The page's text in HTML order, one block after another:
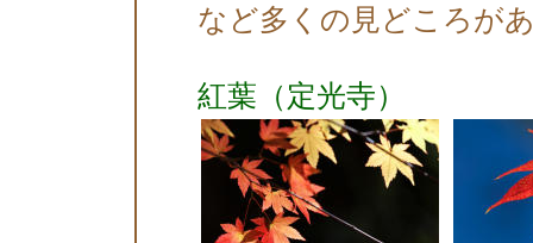
など多くの見どころが
紅葉（定光寺）